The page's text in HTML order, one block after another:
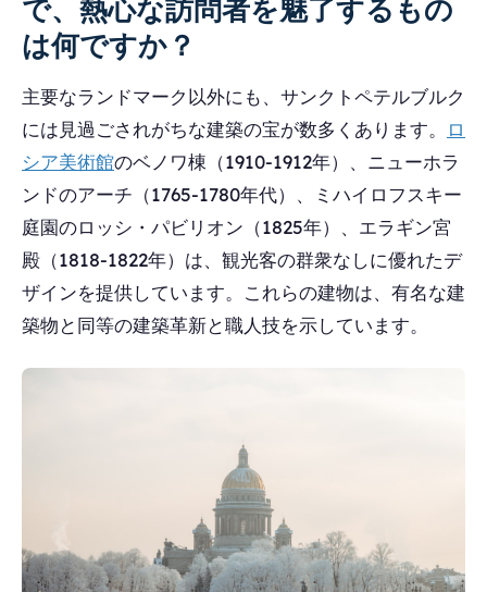
で、熱心な訪問者を魅了するもの
は何ですか？
主要なランドマーク以外にも、サンクトペテルブルク
には見過ごされがちな建築の宝が数多くあります。
ロ
シア美術館のベノワ棟（1910-1912年）、ニューホラ
ンドのアーチ（1765-1780年代）、ミハイロフスキー
庭園のロッシ・パビリオン（1825年）、エラギン宮
殿（1818-1822年）は、観光客の群衆なしに優れたデ
ザインを提供しています。これらの建物は、有名な建
築物と同等の建築革新と職人技を示しています。